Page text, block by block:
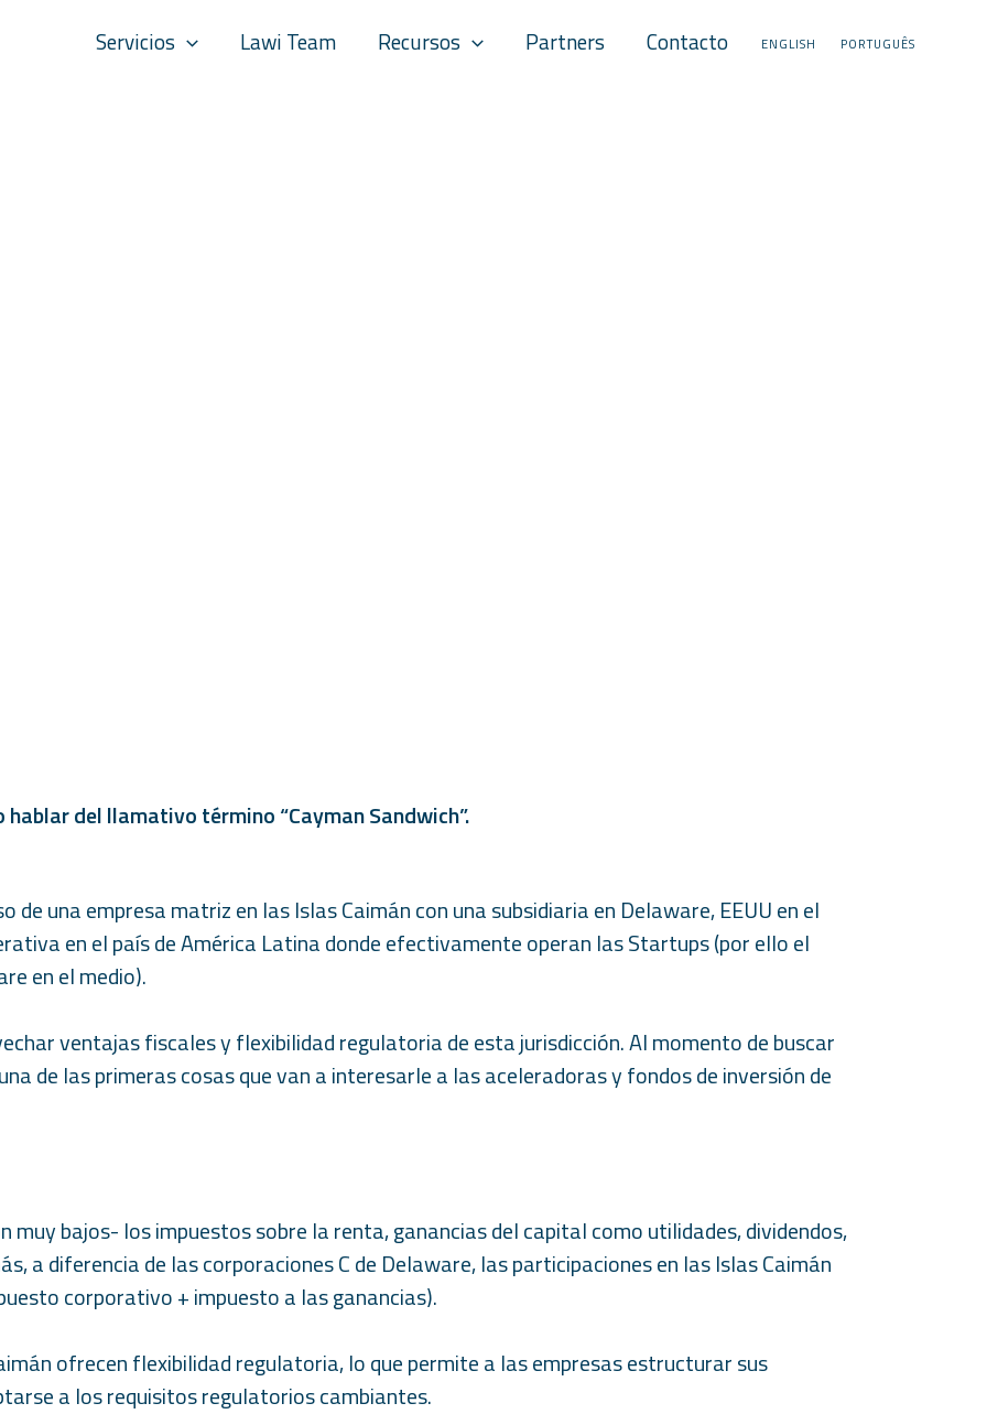
Servicios Lawi Team Recursos Partners Contacto ENGLISH PORTUGUÊS
del llamativo término “Cayman Sandwich”.
de una empresa matriz en las Islas Caimán con una subsidiaria en Delaware, EEUU en el
en el país de América Latina donde efectivamente operan las Startups (por ello el
en el medio).
ventajas fiscales y flexibilidad regulatoria de esta jurisdicción. Al momento de buscar
de las primeras cosas que van a interesarle a las aceleradoras y fondos de inversión de
muy bajos- los impuestos sobre la renta, ganancias del capital como utilidades, dividendos,
a diferencia de las corporaciones C de Delaware, las participaciones en las Islas Caimán
corporativo + impuesto a las ganancias).
ofrecen flexibilidad regulatoria, lo que permite a las empresas estructurar sus
a los requisitos regulatorios cambiantes.